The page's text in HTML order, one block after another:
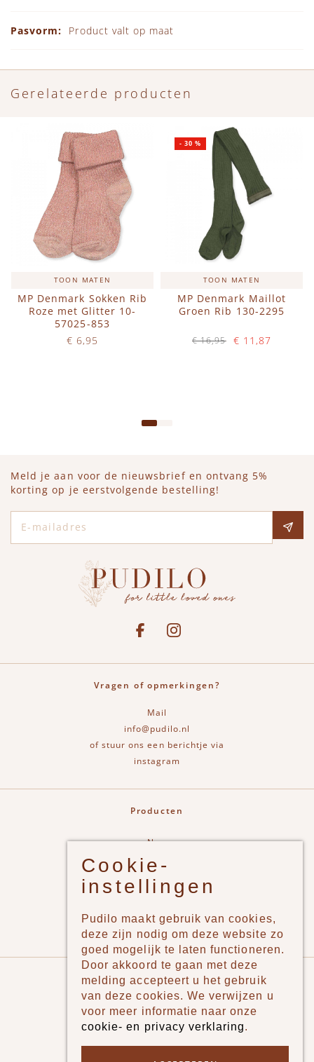
Product valt op maat
Gerelateerde producten
TOON MATEN
MP Denmark Sokken Rib
Roze met Glitter 10-
57025-853
€ 6,95
TOON MATEN
MP Denmark Maillot
Groen Rib 130-2295
€ 11,87
€ 16,95
-30 %
Meld je aan voor de nieuwsbrief en ontvang 5%
korting op je eerstvolgende bestelling!
See our FacebookBekijk onze Instagram pagina
Vragen of opmerkingen?
Mail
info@pudilo.nl
of stuur ons een berichtje via
instagram
Producten
New
Jongens
Meisjes
Merken
Pudilo
Over ons
Algemene voorwaarden
Cookie-
instellingen
Pudilo maakt gebruik van cookies,
deze zijn nodig om deze website zo
goed mogelijk te laten functioneren.
Door akkoord te gaan met deze
melding accepteert u het gebruik
van deze cookies. We verwijzen u
voor meer informatie naar onze
cookie- en privacy verklaring.